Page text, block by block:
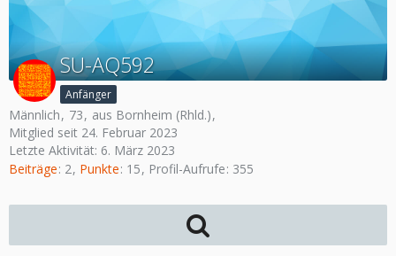
SU-AQ592
Anfänger
Männlich 73
aus Bornheim (Rhld.)
Mitglied seit 24. Februar 2023
Letzte Aktivität: 6. März 2023
Beiträge 2 Punkte 15 Profil-Aufrufe 355